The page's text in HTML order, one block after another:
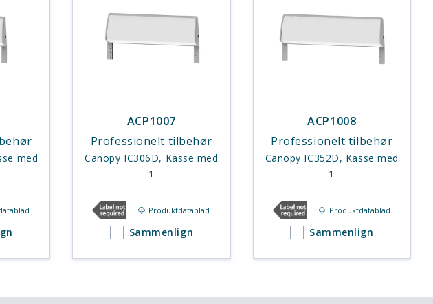
med
ACP1007
Professionelt tilbehør
Canopy IC306D, Kasse med
1
Produktdatablad
Sammenlign
ACP1008
Professionelt tilbehør
Canopy IC352D, Kasse med
1
Produktdatablad
Sammenlign